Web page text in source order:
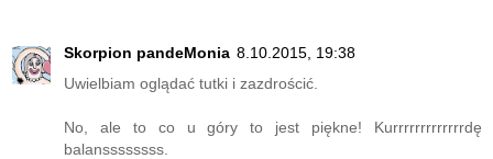
Skorpion pandeMonia 8.10.2015, 19:38
Uwielbiam oglądać tutki i zazdrościć.
No, ale to co u góry to jest piękne! Kurrrrrrrrrrrrrdę
balanssssssss.